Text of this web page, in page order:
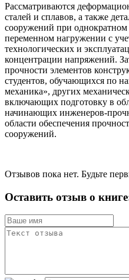
Рассматриваются
сталей и сплавов, а также
сооружений при однократном
переменном нагружении с
технологических и
концентрации напряжений.
прочности элементов
студентов, обучающихся по
механика», других
включающих подготовку в
начинающих инженеров-
области обеспечения
сооружений.
Отзывов пока нет. Будьте
Оставить отзыв о